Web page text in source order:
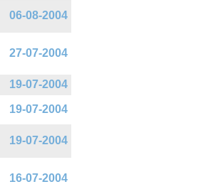
06-08-2004
27-07-2004
19-07-2004
19-07-2004
19-07-2004
16-07-2004